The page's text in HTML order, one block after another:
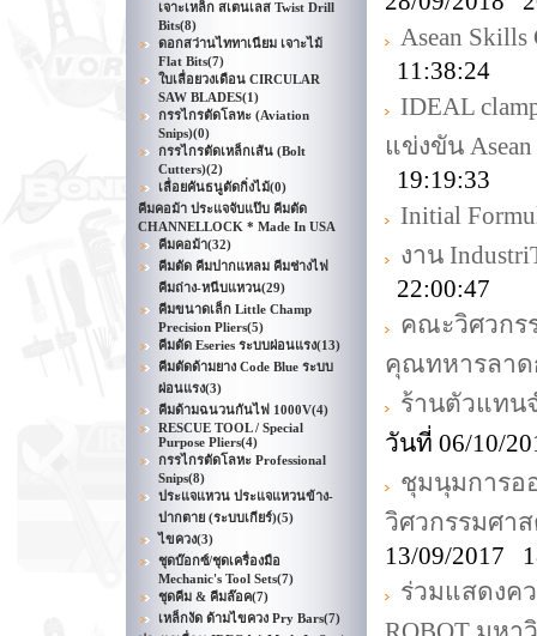
เจาะเหล็ก สเตนเลส Twist Drill
Bits(8)
ดอกสว่านไททาเนียม เจาะไม้
Flat Bits(7)
ใบเลื่อยวงเดือน CIRCULAR
SAW BLADES(1)
กรรไกรตัดโลหะ (Aviation
Snips)(0)
กรรไกรตัดเหล็กเส้น (Bolt
Cutters)(2)
เลื่อยคันธนูตัดกิ่งไม้(0)
คีมคอม้า ประแจจับแป๊บ คีมตัด
CHANNELLOCK * Made In USA
คีมคอม้า(32)
คีมตัด คีมปากแหลม คีมช่างไฟ
คีมถ่าง-หนีบแหวน(29)
คีมขนาดเล็ก Little Champ
Precision Pliers(5)
คีมตัด Eseries ระบบผ่อนแรง(13)
คีมตัดด้ามยาง Code Blue ระบบ
ผ่อนแรง(3)
คีมด้ามฉนวนกันไฟ 1000V(4)
RESCUE TOOL / Special
Purpose Pliers(4)
กรรไกรตัดโลหะ Professional
Snips(8)
ประแจแหวน ประแจแหวนข้าง-
ปากตาย (ระบบเกียร์)(5)
ไขควง(3)
ชุดบ๊อกซ์/ชุดเครื่องมือ
Mechanic's Tool Sets(7)
ชุดคีม & คีมล๊อค(7)
เหล็กงัด ด้ามไขควง Pry Bars(7)
Asean Skills
11:38:24
IDEAL
แข่งขัน
19:19:33
Initial
งาน
22:00:47
คณะวิศวกร
คุณทหารลาด
ร้านตัวแทน
วันที่ 06/10/
ชุมนุมการอ
วิศวกรรมศา
13/09/2017
ร่วมแสดงค